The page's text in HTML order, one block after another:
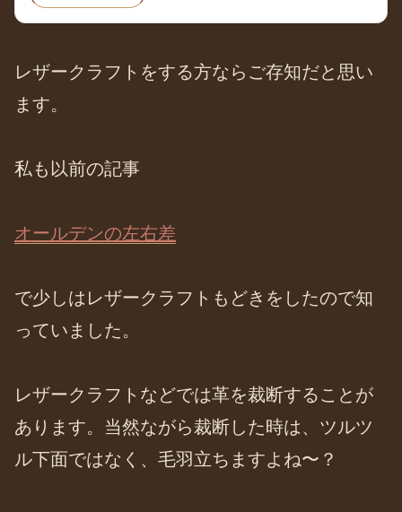
レザークラフトをする方ならご存知だと思い
ます。
私も以前の記事
オールデンの左右差
で少しはレザークラフトもどきをしたので知
っていました。
レザークラフトなどでは革を裁断することが
あります。当然ながら裁断した時は、ツルツ
ル下面ではなく、毛羽立ちますよね〜？